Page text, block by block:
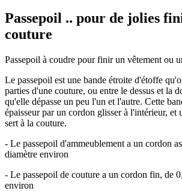
Passepoil .. pour de jolies
couture
Passepoil à coudre pour finir un vêtement ou
Le passepoil est une bande étroite d'étoffe
parties d'une couture, ou entre le dessus et la
qu'elle dépasse un peu l'un et l'autre. Cette
épaisseur par un cordon glisser à l'intérieur, et
sert à la couture.
- Le passepoil d'ammeublement a un cordon
diamètre environ
- Le passepoil de couture a un cordon fin, de
environ